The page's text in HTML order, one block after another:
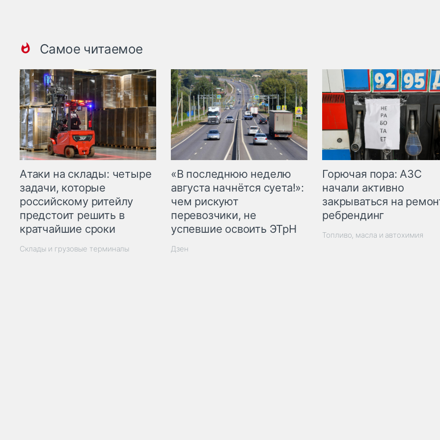
Самое читаемое
Атаки на склады: четыре
задачи, которые
российскому ритейлу
предстоит решить в
кратчайшие сроки
Склады и грузовые терминалы
«В последнюю неделю
августа начнётся суета!»:
чем рискуют
перевозчики, не
успевшие освоить ЭТрН
Дзен
Горючая пора: АЗС
начали активно
закрываться на
ребрендинг
Топливо, масла и автохимия